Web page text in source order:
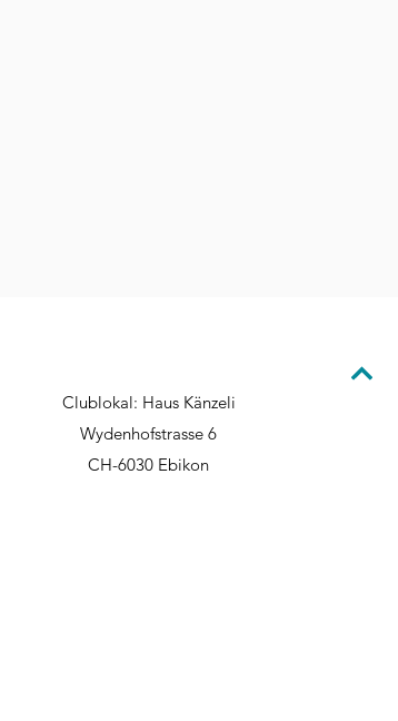
Clublokal: Haus Känzeli
Wydenhofstrasse 6
CH-6030 Ebikon